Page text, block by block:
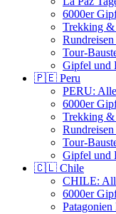
6000er
Trekking &
Tour-
Gipfel und
🇵🇪 Peru
PERU:
6000er
Trekking &
Tour-
Gipfel und
🇨🇱 Chile
CHILE:
6000er
Patagonien